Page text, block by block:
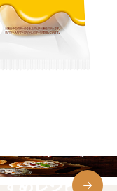
すめレシピ